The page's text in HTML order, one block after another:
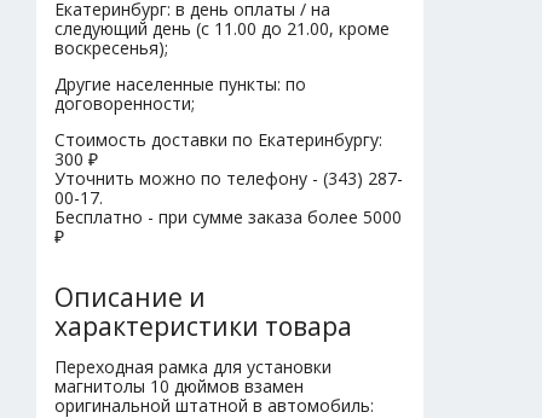
Екатеринбург: в день оплаты / на
следующий день (с 11.00 до 21.00, кроме
воскресенья);
Другие населенные пункты: по
договоренности;
Стоимость доставки по Екатеринбургу:
300 ₽
Уточнить можно по телефону - (343) 287-
00-17.
Бесплатно - при сумме заказа более 5000
₽
Описание и
характеристики товара
Переходная рамка для установки
магнитолы 10 дюймов взамен
оригинальной штатной в автомобиль: